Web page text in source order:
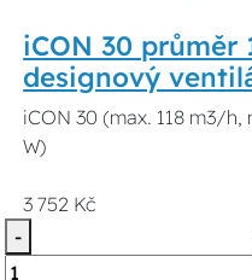
iCON 30 průměr
designový
iCON 30 (max. 118 m3/h,
W)
3 752 Kč
-